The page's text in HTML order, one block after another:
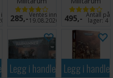
Cadian
Castellan
285,-Ventes inn
19.08.2026
Basilisk
495,- Antall på
lager:4
Legg i handlekurven
Legg i